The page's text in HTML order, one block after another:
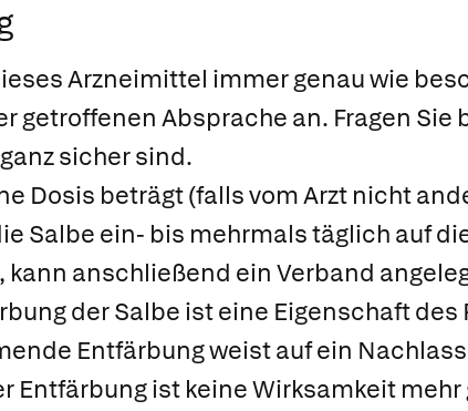
Arzneimittel immer genau wie
getroffenen Absprache an. Fragen
sicher sind.
Dosis beträgt (falls vom Arzt nicht
Salbe ein- bis mehrmals täglich auf
kann anschließend ein Verband
der Salbe ist eine Eigenschaft
Entfärbung weist auf ein
Entfärbung ist keine Wirksamkeit